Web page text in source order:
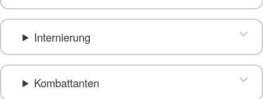
Internierung
Kombattanten